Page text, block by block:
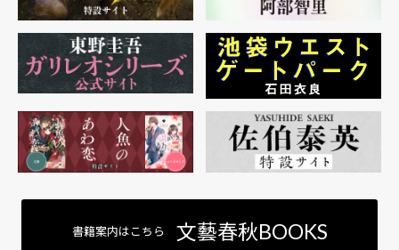
書籍案内はこちら 文藝春秋BOOKS